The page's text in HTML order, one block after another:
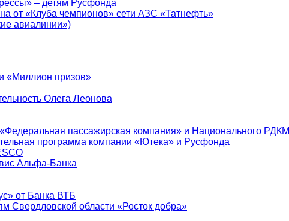
– детям Русфонда
от «Клуба чемпионов» сети АЗС «Татнефть»
авиалинии»)
«Миллион призов»
Олега Леонова
пассажирская компания» и Национального РДКМ
программа компании «Ютека» и Русфонда
Альфа-Банка
от Банка ВТБ
Свердловской области «Росток добра»